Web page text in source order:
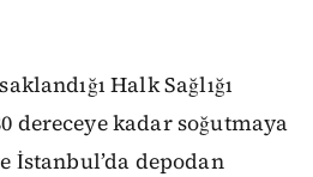
Halk Sağlığı
dereceye kadar soğutmaya
İstanbul’da depodan